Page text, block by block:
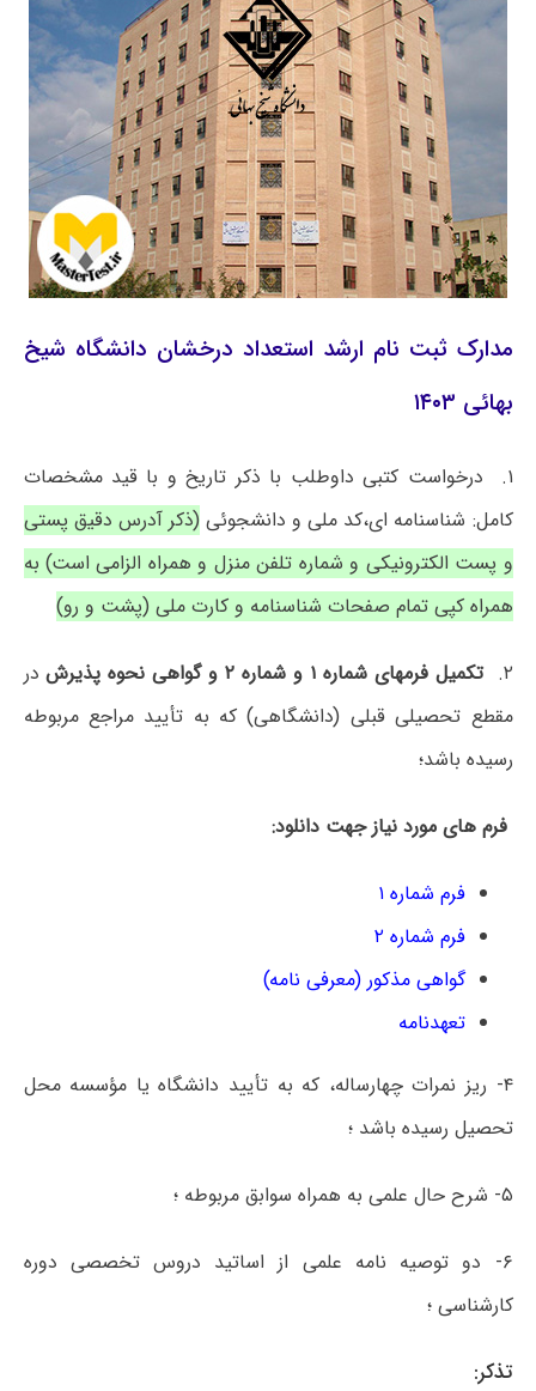
مدارک ثبت نام ارشد استعداد درخشان دانشگاه شیخ
بهائی ۱۴۰۳
۱. درخواست کتبی داوطلب با ذکر تاریخ و با قید مشخصات
کامل: شناسنامه ای،کد ملی و دانشجوئی(ذکر آدرس دقیق پستی
و پست الکترونیکی و شماره تلفن منزل و همراه الزامی است) به
همراه کپی تمام صفحات شناسنامه و کارت ملی (پشت و رو)
۲. تکمیل فرمهای شماره ۱ و شماره ۲ و گواهی نحوه پذیرش
در
مقطع تحصیلی قبلی (دانشگاهی) که به تأیید مراجع مربوطه
رسیده باشد؛
فرم های مورد نیاز جهت دانلود:
فرم شماره ۱
فرم شماره ۲
گواهی مذکور (معرفی نامه)
تعهدنامه
۴- ریز نمرات چهارساله، که به تأیید دانشگاه یا مؤسسه محل
تحصیل رسیده باشد ؛
۵- شرح حال علمی به همراه سوابق مربوطه ؛
۶- دو توصیه نامه علمی از اساتید دروس تخصصی دوره
کارشناسی ؛
تذکر: